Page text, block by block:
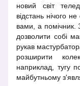
новий світ
відстань нічого
вами, а помічник.
дозволити собі
рукав
розширити
наприклад, тугу
майбутньому